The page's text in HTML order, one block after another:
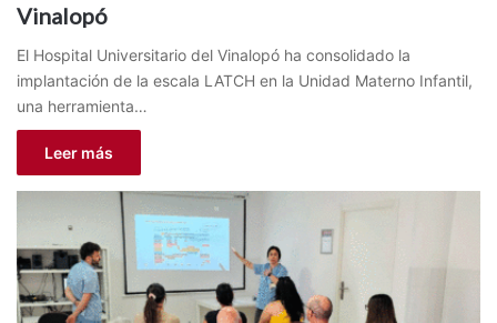
Vinalopó
El Hospital Universitario del Vinalopó ha consolidado la
implantación de la escala LATCH en la Unidad Materno Infantil,
una herramienta…
Leer más